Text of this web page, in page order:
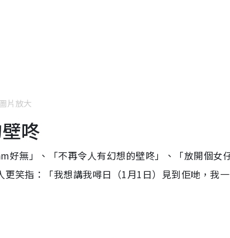
片放大
咚
好無」、「不再令人有幻想的壁咚」、「放開個女
笑指：「我想講我噚日（1月1日）見到佢哋，我